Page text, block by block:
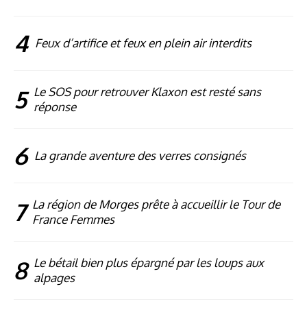
4 Feux d’artifice et feux en plein air interdits
5 Le SOS pour retrouver Klaxon est resté sans
réponse
6 La grande aventure des verres consignés
7 La région de Morges prête à accueillir le Tour de
France Femmes
8 Le bétail bien plus épargné par les loups aux
alpages